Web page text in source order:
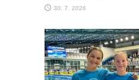
30. 7. 2026